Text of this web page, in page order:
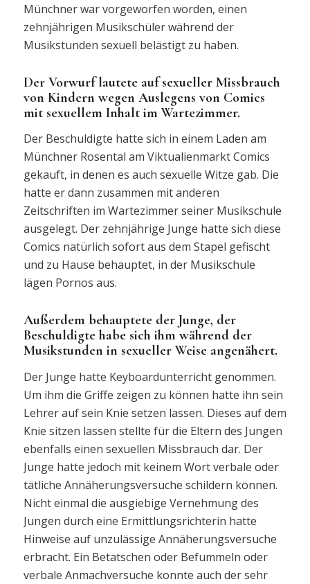
Münchner war vorgeworfen worden, einen
zehnjährigen Musikschüler während der
Musikstunden sexuell belästigt zu haben.
Der Vorwurf lautete auf sexueller Missbrauch
von Kindern wegen Auslegens von Comics
mit sexuellem Inhalt im Wartezimmer.
Der Beschuldigte hatte sich in einem Laden am
Münchner Rosental am Viktualienmarkt Comics
gekauft, in denen es auch sexuelle Witze gab. Die
hatte er dann zusammen mit anderen
Zeitschriften im Wartezimmer seiner Musikschule
ausgelegt. Der zehnjährige Junge hatte sich diese
Comics natürlich sofort aus dem Stapel gefischt
und zu Hause behauptet, in der Musikschule
lägen Pornos aus.
Außerdem behauptete der Junge, der
Beschuldigte habe sich ihm während der
Musikstunden in sexueller Weise angenähert.
Der Junge hatte Keyboardunterricht genommen.
Um ihm die Griffe zeigen zu können hatte ihn sein
Lehrer auf sein Knie setzen lassen. Dieses auf dem
Knie sitzen lassen stellte für die Eltern des Jungen
ebenfalls einen sexuellen Missbrauch dar. Der
Junge hatte jedoch mit keinem Wort verbale oder
tätliche Annäherungsversuche schildern können.
Nicht einmal die ausgiebige Vernehmung des
Jungen durch eine Ermittlungsrichterin hatte
Hinweise auf unzulässige Annäherungsversuche
erbracht. Ein Betatschen oder Befummeln oder
verbale Anmachversuche konnte auch der sehr